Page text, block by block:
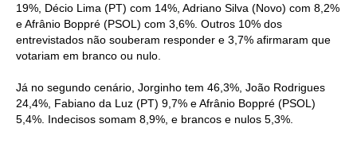
19%, Décio Lima (PT) com 14%, Adriano Silva (Novo) com 8,2%
e Afrânio Boppré (PSOL) com 3,6%. Outros 10% dos
entrevistados não souberam responder e 3,7% afirmaram que
votariam em branco ou nulo.
Já no segundo cenário, Jorginho tem 46,3%, João Rodrigues
24,4%, Fabiano da Luz (PT) 9,7% e Afrânio Boppré (PSOL)
5,4%. Indecisos somam 8,9%, e brancos e nulos 5,3%.